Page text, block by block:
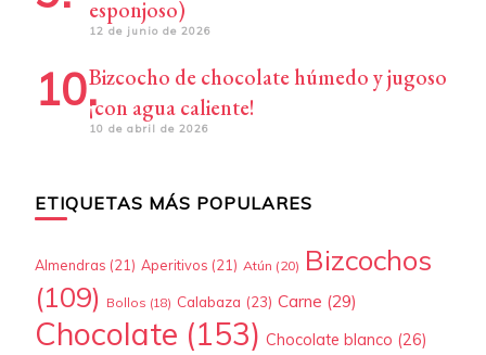
esponjoso)
12 de junio de 2026
Bizcocho de chocolate húmedo y jugoso
¡con agua caliente!
10 de abril de 2026
ETIQUETAS MÁS POPULARES
Almendras (21) Aperitivos (21) Atún (20) Bizcochos
(109) Bollos (18) Calabaza (23) Carne (29)
Chocolate (153) Chocolate blanco (26)